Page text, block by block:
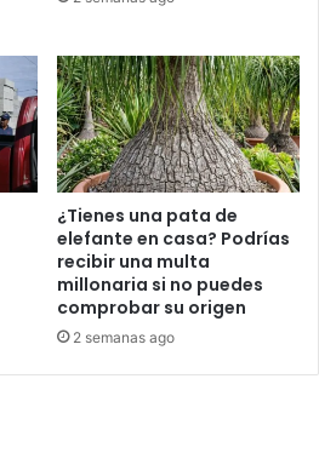
¿Tienes una pata de
elefante en casa? Podrías
recibir una multa
millonaria si no puedes
comprobar su origen
2 semanas ago